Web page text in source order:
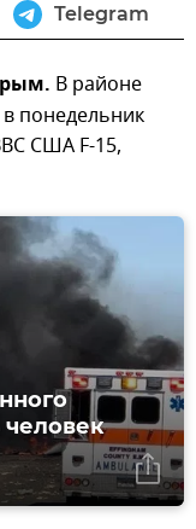
Telegram
В районе
понедельник
США F-15,
человек